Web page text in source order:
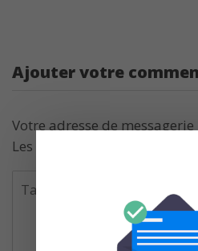
Ajouter votre
Votre adresse de
Les champs obligatoires